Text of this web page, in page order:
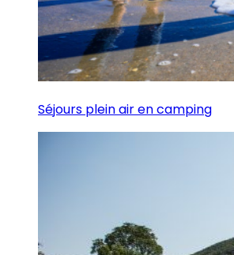
Séjours plein air en camping